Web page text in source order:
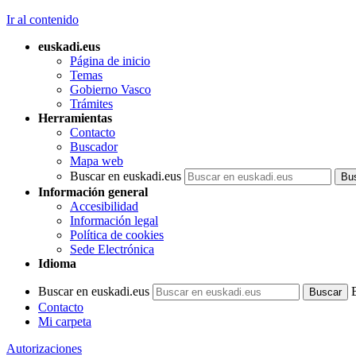
Ir al contenido
euskadi.eus
Página de inicio
Temas
Gobierno Vasco
Trámites
Herramientas
Contacto
Buscador
Mapa web
Buscar en euskadi.eus
Información general
Accesibilidad
Información legal
Política de cookies
Sede Electrónica
Idioma
Buscar en euskadi.eus
Contacto
Mi carpeta
Autorizaciones